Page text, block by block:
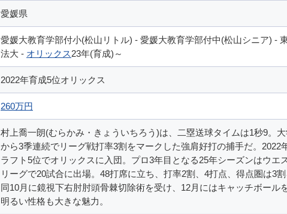
愛媛県
愛媛大教育学部付小(松山リトル) - 愛媛大教育学部付中(松山シニア) -
法大 - オリックス23年(育成)～
2022年育成5位オリックス
260万円
村上喬一朗(むらかみ・きょういちろう)は、二塁送球タイムは1秒9。
から3季連続でリーグ戦打率3割をマークした強肩好打の捕手だ。2022
ラフト5位でオリックスに入団。プロ3年目となる25年シーズンはウエ
リーグで20試合に出場。48打席に立ち、打率2割、4打点、得点圏は3割
同10月に鏡視下右肘肘頭骨棘切除術を受け、12月にはキャッチボールを
明るい性格も大きな魅力。